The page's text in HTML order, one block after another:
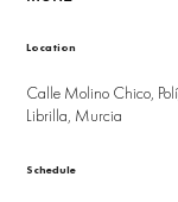
Location
Calle Molino Chico,
Librilla, Murcia
Schedule